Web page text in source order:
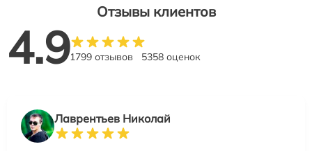
Отзывы клиентов
4.91799 отзывов 5358 оценок
Лаврентьев Николай